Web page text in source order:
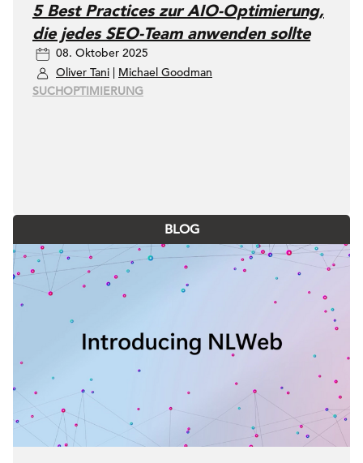
5 Best Practices zur AIO-Optimierung,
die jedes SEO-Team anwenden sollte
08. Oktober 2025
Oliver Tani
Michael Goodman
SUCHOPTIMIERUNG
BLOG